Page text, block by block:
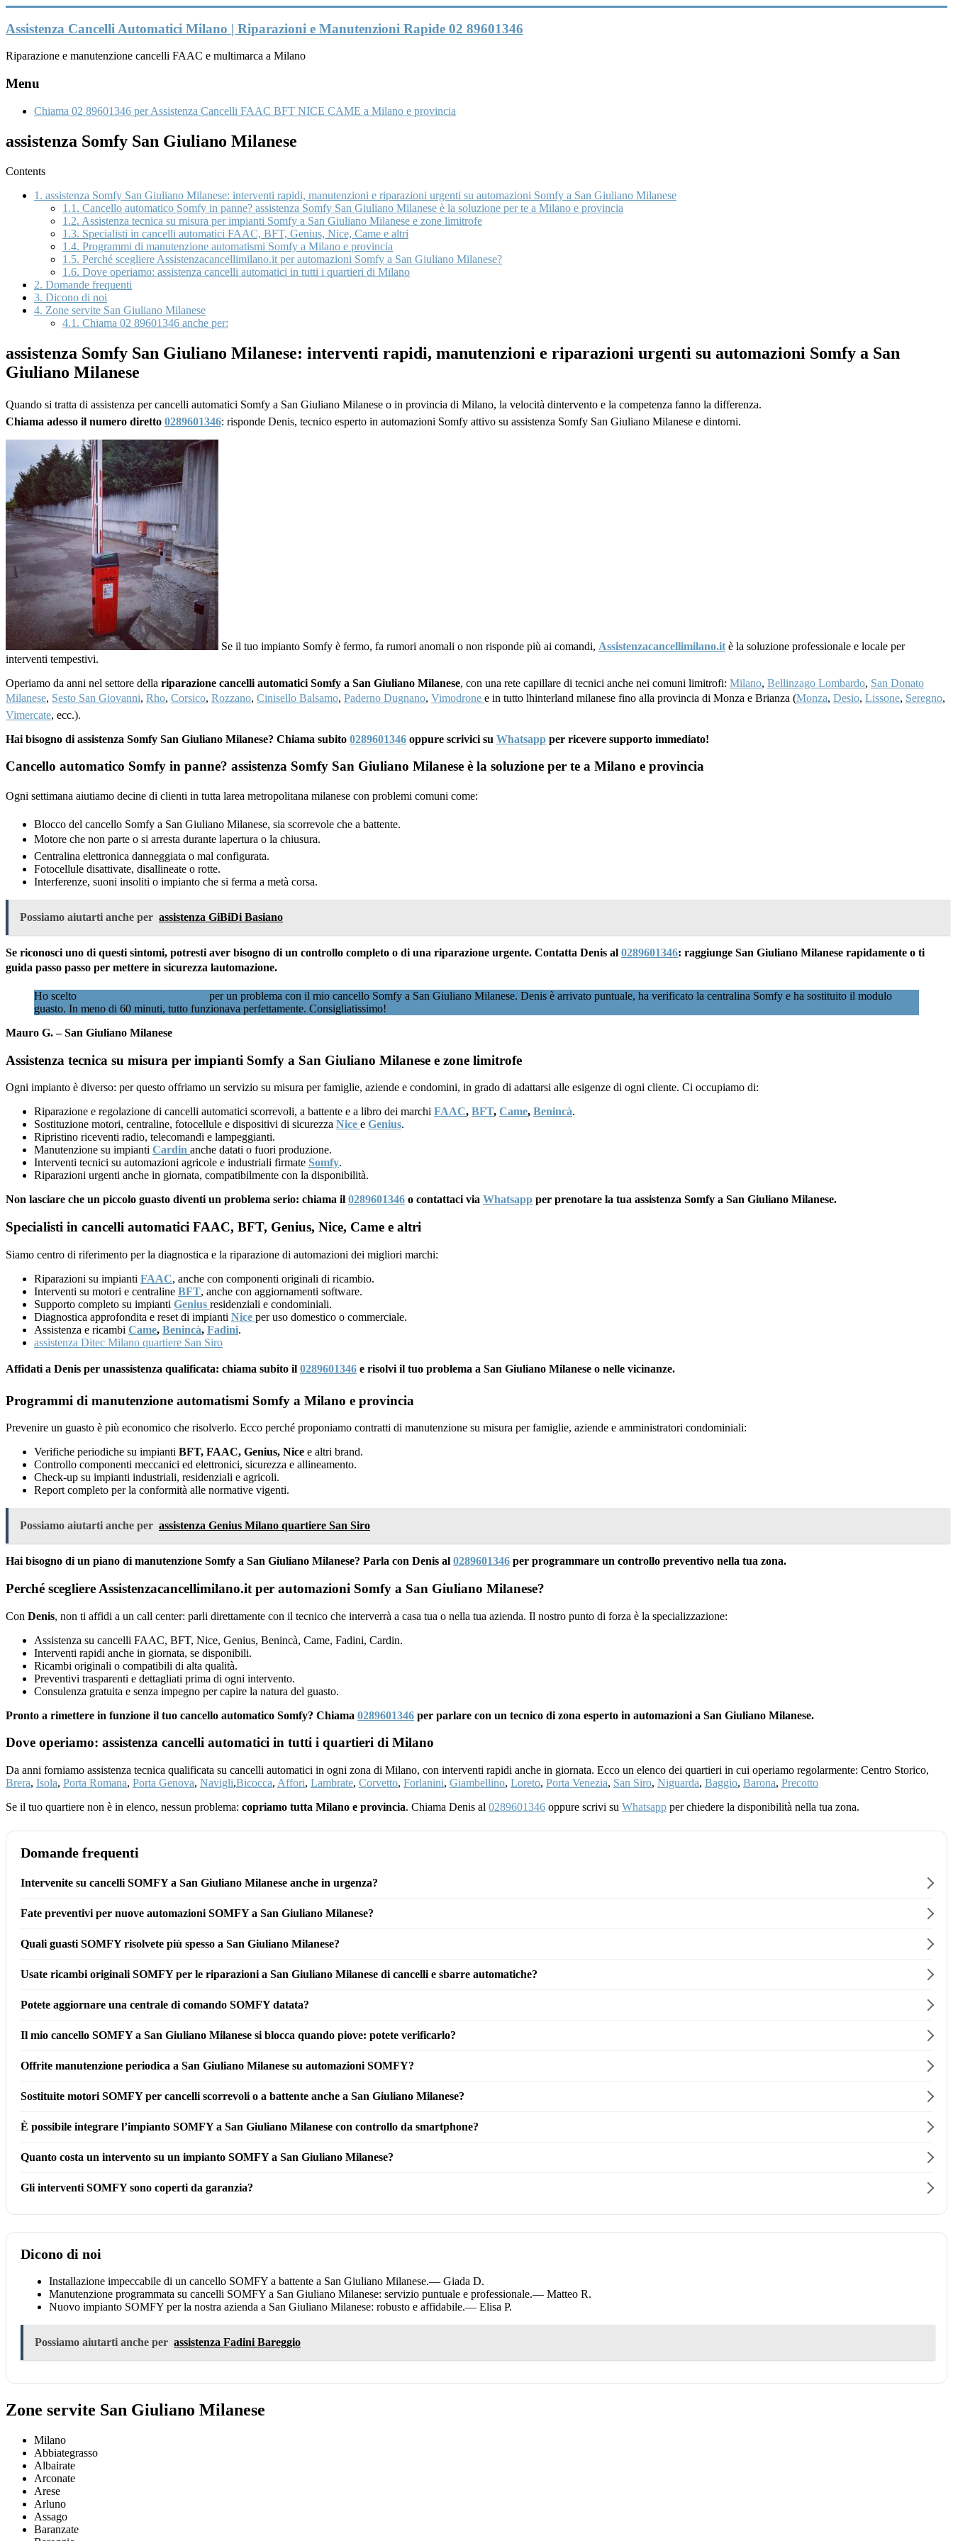
al
contenuto
Assistenza Cancelli Automatici Milano | Riparazioni e Manutenzioni Rapide 02 89601346
Riparazione e manutenzione cancelli FAAC e multimarca a Milano
Menu
Chiama 02 89601346 per Assistenza Cancelli FAAC BFT NICE CAME a Milano e provincia
assistenza Somfy San Giuliano Milanese
Contents
1. assistenza Somfy San Giuliano Milanese: interventi rapidi, manutenzioni e riparazioni urgenti su automazioni Somfy a San Giuliano Milanese
1.1. Cancello automatico Somfy in panne? assistenza Somfy San Giuliano Milanese è la soluzione per te a Milano e provincia
1.2. Assistenza tecnica su misura per impianti Somfy a San Giuliano Milanese e zone limitrofe
1.3. Specialisti in cancelli automatici FAAC, BFT, Genius, Nice, Came e altri
1.4. Programmi di manutenzione automatismi Somfy a Milano e provincia
1.5. Perché scegliere Assistenzacancellimilano.it per automazioni Somfy a San Giuliano Milanese?
1.6. Dove operiamo: assistenza cancelli automatici in tutti i quartieri di Milano
2. Domande frequenti
3. Dicono di noi
4. Zone servite San Giuliano Milanese
4.1. Chiama 02 89601346 anche per:
assistenza Somfy San Giuliano Milanese: interventi rapidi, manutenzioni e riparazioni urgenti su automazioni Somfy a San
Giuliano Milanese
Quando si tratta di assistenza per cancelli automatici Somfy a San Giuliano Milanese o in provincia di Milano, la velocità dintervento e la competenza fanno la differenza.
Chiama adesso il numero diretto 0289601346: risponde Denis, tecnico esperto in automazioni Somfy attivo su assistenza Somfy San Giuliano Milanese e dintorni.
Se il tuo impianto Somfy è fermo, fa rumori anomali o non risponde più ai comandi, Assistenzacancellimilano.it è la soluzione professionale e locale per
interventi tempestivi.
Operiamo da anni nel settore della riparazione cancelli automatici Somfy a San Giuliano Milanese, con una rete capillare di tecnici anche nei comuni limitrofi: Milano, Bellinzago Lombardo, San Donato
Milanese, Sesto San Giovanni, Rho, Corsico, Rozzano, Cinisello Balsamo, Paderno Dugnano, Vimodrone e in tutto lhinterland milanese fino alla provincia di Monza e Brianza (Monza, Desio, Lissone, Seregno,
Vimercate, ecc.).
Hai bisogno di assistenza Somfy San Giuliano Milanese? Chiama subito 0289601346 oppure scrivici su Whatsapp per ricevere supporto immediato!
Cancello automatico Somfy in panne? assistenza Somfy San Giuliano Milanese è la soluzione per te a Milano e provincia
Ogni settimana aiutiamo decine di clienti in tutta larea metropolitana milanese con problemi comuni come:
Blocco del cancello Somfy a San Giuliano Milanese, sia scorrevole che a battente.
Motore che non parte o si arresta durante lapertura o la chiusura.
Centralina elettronica danneggiata o mal configurata.
Fotocellule disattivate, disallineate o rotte.
Interferenze, suoni insoliti o impianto che si ferma a metà corsa.
Possiamo aiutarti anche per assistenza GiBiDi Basiano
Se riconosci uno di questi sintomi, potresti aver bisogno di un controllo completo o di una riparazione urgente. Contatta Denis al 0289601346: raggiunge San Giuliano Milanese rapidamente o ti
guida passo passo per mettere in sicurezza lautomazione.
Ho scelto
per un problema con il mio cancello Somfy a San Giuliano Milanese. Denis è arrivato puntuale, ha verificato la centralina Somfy e ha sostituito il modulo
guasto. In meno di 60 minuti, tutto funzionava perfettamente. Consigliatissimo!
Mauro G. – San Giuliano Milanese
Assistenza tecnica su misura per impianti Somfy a San Giuliano Milanese e zone limitrofe
Ogni impianto è diverso: per questo offriamo un servizio su misura per famiglie, aziende e condomini, in grado di adattarsi alle esigenze di ogni cliente. Ci occupiamo di:
Riparazione e regolazione di cancelli automatici scorrevoli, a battente e a libro dei marchi FAAC, BFT, Came, Benincà.
Sostituzione motori, centraline, fotocellule e dispositivi di sicurezza Nice e Genius.
Ripristino riceventi radio, telecomandi e lampeggianti.
Manutenzione su impianti Cardin anche datati o fuori produzione.
Interventi tecnici su automazioni agricole e industriali firmate Somfy.
Riparazioni urgenti anche in giornata, compatibilmente con la disponibilità.
Non lasciare che un piccolo guasto diventi un problema serio: chiama il 0289601346 o contattaci via Whatsapp per prenotare la tua assistenza Somfy a San Giuliano Milanese.
Specialisti in cancelli automatici FAAC, BFT, Genius, Nice, Came e altri
Siamo centro di riferimento per la diagnostica e la riparazione di automazioni dei migliori marchi:
Riparazioni su impianti FAAC, anche con componenti originali di ricambio.
Interventi su motori e centraline BFT, anche con aggiornamenti software.
Supporto completo su impianti Genius residenziali e condominiali.
Diagnostica approfondita e reset di impianti Nice per uso domestico o commerciale.
Assistenza e ricambi Came, Benincà, Fadini.
assistenza Ditec Milano quartiere San Siro
Affidati a Denis per unassistenza qualificata: chiama subito il 0289601346 e risolvi il tuo problema a San Giuliano Milanese o nelle vicinanze.
Programmi di manutenzione automatismi Somfy a Milano e provincia
Prevenire un guasto è più economico che risolverlo. Ecco perché proponiamo contratti di manutenzione su misura per famiglie, aziende e amministratori condominiali:
Verifiche periodiche su impianti BFT, FAAC, Genius, Nice e altri brand.
Controllo componenti meccanici ed elettronici, sicurezza e allineamento.
Check-up su impianti industriali, residenziali e agricoli.
Report completo per la conformità alle normative vigenti.
Possiamo aiutarti anche per assistenza Genius Milano quartiere San Siro
Hai bisogno di un piano di manutenzione Somfy a San Giuliano Milanese? Parla con Denis al 0289601346 per programmare un controllo preventivo nella tua zona.
Perché scegliere Assistenzacancellimilano.it per automazioni Somfy a San Giuliano Milanese?
Con Denis, non ti affidi a un call center: parli direttamente con il tecnico che interverrà a casa tua o nella tua azienda. Il nostro punto di forza è la specializzazione:
Assistenza su cancelli FAAC, BFT, Nice, Genius, Benincà, Came, Fadini, Cardin.
Interventi rapidi anche in giornata, se disponibili.
Ricambi originali o compatibili di alta qualità.
Preventivi trasparenti e dettagliati prima di ogni intervento.
Consulenza gratuita e senza impegno per capire la natura del guasto.
Pronto a rimettere in funzione il tuo cancello automatico Somfy? Chiama 0289601346 per parlare con un tecnico di zona esperto in automazioni a San Giuliano Milanese.
Dove operiamo: assistenza cancelli automatici in tutti i quartieri di Milano
Da anni forniamo assistenza tecnica qualificata su cancelli automatici in ogni zona di Milano, con interventi rapidi anche in giornata. Ecco un elenco dei quartieri in cui operiamo regolarmente: Centro Storico,
Brera, Isola, Porta Romana, Porta Genova, Navigli,Bicocca, Affori, Lambrate, Corvetto, Forlanini, Giambellino, Loreto, Porta Venezia, San Siro, Niguarda, Baggio, Barona, Precotto
Se il tuo quartiere non è in elenco, nessun problema: copriamo tutta Milano e provincia. Chiama Denis al 0289601346 oppure scrivi su Whatsapp per chiedere la disponibilità nella tua zona.
Domande frequenti
Intervenite su cancelli SOMFY a San Giuliano Milanese anche in urgenza?
Fate preventivi per nuove automazioni SOMFY a San Giuliano Milanese?
Quali guasti SOMFY risolvete più spesso a San Giuliano Milanese?
Usate ricambi originali SOMFY per le riparazioni a San Giuliano Milanese di cancelli e sbarre automatiche?
Potete aggiornare una centrale di comando SOMFY datata?
Il mio cancello SOMFY a San Giuliano Milanese si blocca quando piove: potete verificarlo?
Offrite manutenzione periodica a San Giuliano Milanese su automazioni SOMFY?
Sostituite motori SOMFY per cancelli scorrevoli o a battente anche a San Giuliano Milanese?
È possibile integrare l’impianto SOMFY a San Giuliano Milanese con controllo da smartphone?
Quanto costa un intervento su un impianto SOMFY a San Giuliano Milanese?
Gli interventi SOMFY sono coperti da garanzia?
Dicono di noi
Installazione impeccabile di un cancello SOMFY a battente a San Giuliano Milanese.— Giada D.
Manutenzione programmata su cancelli SOMFY a San Giuliano Milanese: servizio puntuale e professionale.— Matteo R.
Nuovo impianto SOMFY per la nostra azienda a San Giuliano Milanese: robusto e affidabile.— Elisa P.
Possiamo aiutarti anche per assistenza Fadini Bareggio
Zone servite San Giuliano Milanese
Milano
Abbiategrasso
Albairate
Arconate
Arese
Arluno
Assago
Baranzate